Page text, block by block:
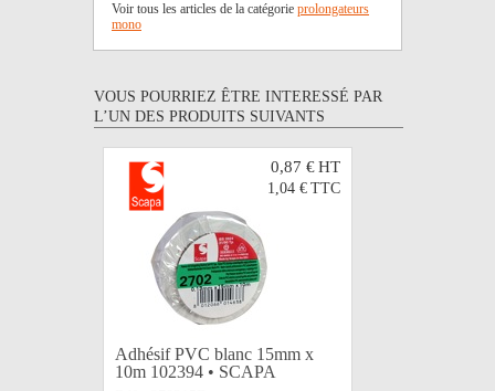
Voir tous les articles de la catégorie prolongateurs
mono
VOUS POURRIEZ ÊTRE INTERESSÉ PAR
L’UN DES PRODUITS SUIVANTS
0,87 €HT
1,04 € TTC
Adhésif PVC blanc 15mm x
10m 102394 • SCAPA